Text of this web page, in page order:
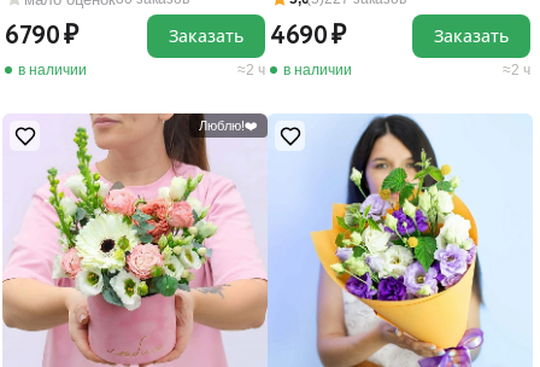
6790
в наличии 2 ч
Заказать 4690
в наличии 2 ч
Заказать
Люблю!❤️